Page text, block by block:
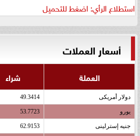
استطلاع الرأي: اضغط للتحميل
أسعار العملات
العملة شراء
دولار أمريكى 49.3414
يورو 53.7723
جنيه إسترلينى 62.9153